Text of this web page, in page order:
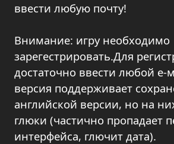
ввести любую почту!
Внимание: игру необходимо
зарегестрировать.Для
достаточно ввести любой е-
версия поддерживает
английской версии, но на
глюки (частично пропадает
интерфейса, глючит дата).